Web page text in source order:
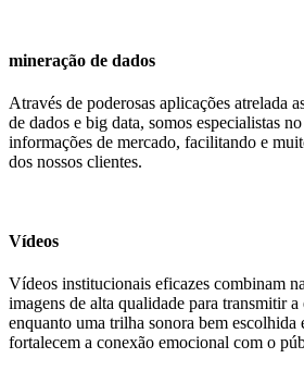
mineração de dados
Através de poderosas aplicações atrelada
de dados e big data, somos especialistas
informações de mercado, facilitando e
dos nossos clientes.
Vídeos
Vídeos institucionais eficazes combinam
imagens de alta qualidade para transmitir a
enquanto uma trilha sonora bem escolhida
fortalecem a conexão emocional com o